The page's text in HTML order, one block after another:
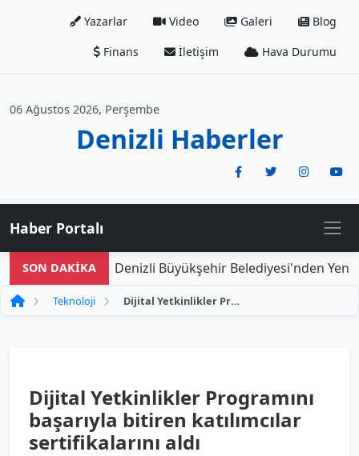
Yazarlar Video Galeri
Blog
Finans
İletişim Hava Durumu
06 Ağustos 2026, Perşembe
Denizli Haberler
Haber Portalı
SON DAKİKA Denizli Büyükşehir Belediyesi'nden Yeni
Teknoloji Dijital Yetkinlikler Programını başarıyla bitiren katılımcılar sertifikalarını aldı
Dijital Yetkinlikler Programını
başarıyla bitiren katılımcılar
sertifikalarını aldı